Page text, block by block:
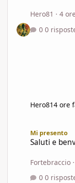
Hero81 ·4
0
Hero814 ore
Mi presento
Saluti e
Fortebraccio
0